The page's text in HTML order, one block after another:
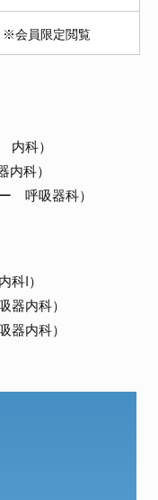
会員限定閲覧
科）
科）
呼吸器科）
I）
内科）
内科）